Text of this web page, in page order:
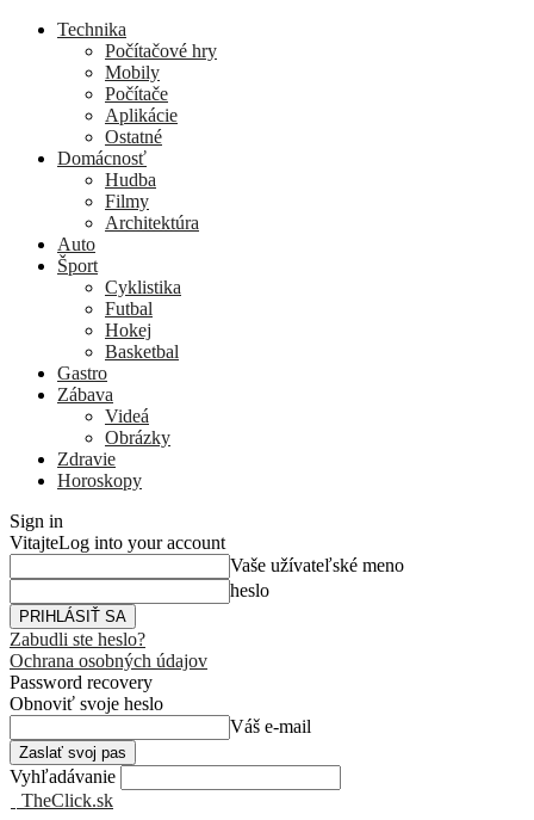
Technika
Počítačové hry
Mobily
Počítače
Aplikácie
Ostatné
Domácnosť
Hudba
Filmy
Architektúra
Auto
Šport
Cyklistika
Futbal
Hokej
Basketbal
Gastro
Zábava
Videá
Obrázky
Zdravie
Horoskopy
Sign in
VitajteLog into your account
Vaše užívateľské meno
heslo
Zabudli ste heslo?
Ochrana osobných údajov
Password recovery
Obnoviť svoje heslo
Váš e-mail
Vyhľadávanie
TheClick.sk